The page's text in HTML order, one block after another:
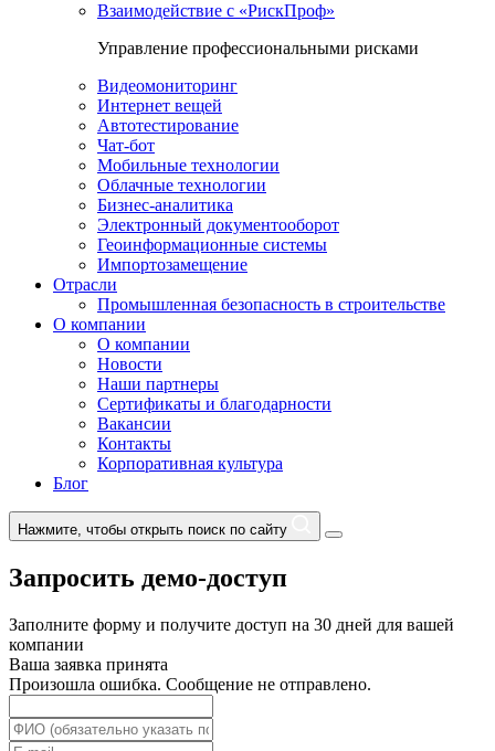
Взаимодействие с «РискПроф»
Управление профессиональными рисками
Видеомониторинг
Интернет вещей
Автотестирование
Чат-бот
Мобильные технологии
Облачные технологии
Бизнес-аналитика
Электронный документооборот
Геоинформационные системы
Импортозамещение
Отрасли
Промышленная безопасность в строительстве
О компании
О компании
Новости
Наши партнеры
Сертификаты и благодарности
Вакансии
Контакты
Корпоративная культура
Блог
Нажмите, чтобы открыть поиск по сайту
Запросить демо-доступ
Заполните форму и получите доступ на 30 дней для вашей
компании
Ваша заявка принята
Произошла ошибка. Сообщение не отправлено.